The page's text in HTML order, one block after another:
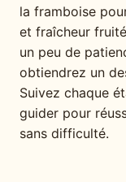
la framboise
et fraîcheur
un peu de
obtiendrez un
Suivez chaque
guider pour
sans difficulté.